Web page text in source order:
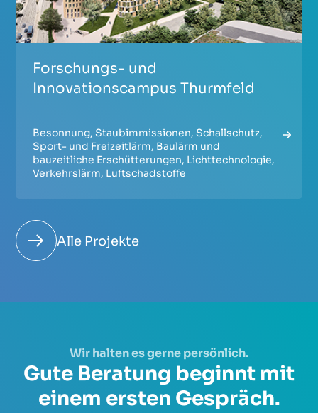
Forschungs- und
Innovationscampus Thurmfeld
Besonnung, Staubimmissionen, Schallschutz,
Sport- und Freizeitlärm, Baulärm und
bauzeitliche Erschütterungen, Lichttechnologie,
Verkehrslärm, Luftschadstoffe
Alle Projekte
Wir halten es gerne persönlich.
Gute Beratung beginnt mit
einem ersten Gespräch.